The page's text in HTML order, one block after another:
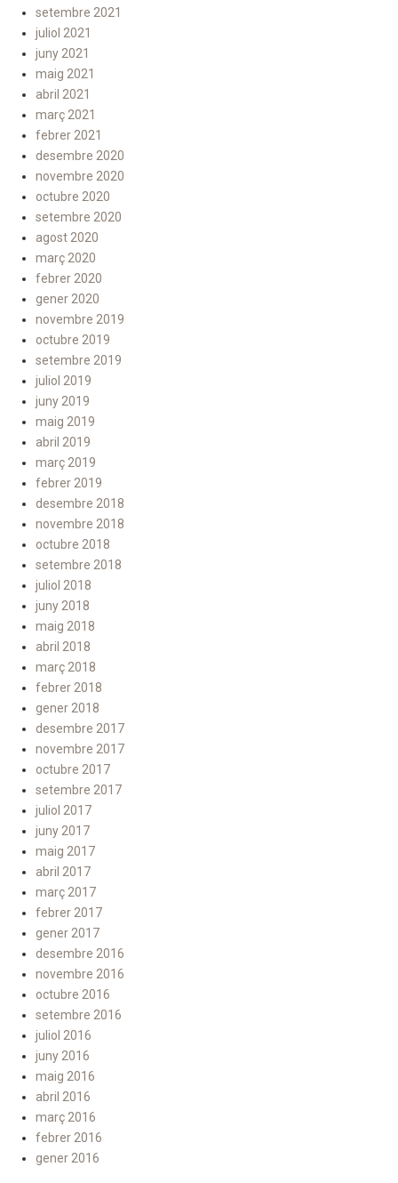
setembre 2021
juliol 2021
juny 2021
maig 2021
abril 2021
març 2021
febrer 2021
desembre 2020
novembre 2020
octubre 2020
setembre 2020
agost 2020
març 2020
febrer 2020
gener 2020
novembre 2019
octubre 2019
setembre 2019
juliol 2019
juny 2019
maig 2019
abril 2019
març 2019
febrer 2019
desembre 2018
novembre 2018
octubre 2018
setembre 2018
juliol 2018
juny 2018
maig 2018
abril 2018
març 2018
febrer 2018
gener 2018
desembre 2017
novembre 2017
octubre 2017
setembre 2017
juliol 2017
juny 2017
maig 2017
abril 2017
març 2017
febrer 2017
gener 2017
desembre 2016
novembre 2016
octubre 2016
setembre 2016
juliol 2016
juny 2016
maig 2016
abril 2016
març 2016
febrer 2016
gener 2016